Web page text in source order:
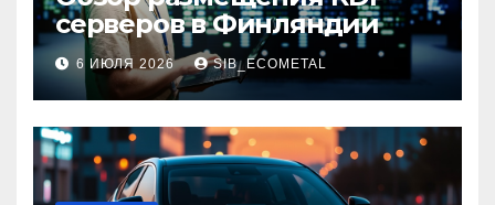
серверов в Финляндии
6 ИЮЛЯ 2026 SIB_ECOMETAL